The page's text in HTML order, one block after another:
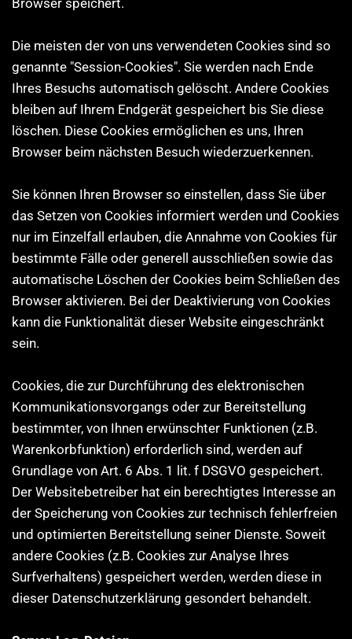
Browser speichert.
Die meisten der von uns verwendeten Cookies sind so
genannte "Session-Cookies". Sie werden nach Ende
Ihres Besuchs automatisch gelöscht. Andere Cookies
bleiben auf Ihrem Endgerät gespeichert bis Sie diese
löschen. Diese Cookies ermöglichen es uns, Ihren
Browser beim nächsten Besuch wiederzuerkennen.
Sie können Ihren Browser so einstellen, dass Sie über
das Setzen von Cookies informiert werden und Cookies
nur im Einzelfall erlauben, die Annahme von Cookies für
bestimmte Fälle oder generell ausschließen sowie das
automatische Löschen der Cookies beim Schließen des
Browser aktivieren. Bei der Deaktivierung von Cookies
kann die Funktionalität dieser Website eingeschränkt
sein.
Cookies, die zur Durchführung des elektronischen
Kommunikationsvorgangs oder zur Bereitstellung
bestimmter, von Ihnen erwünschter Funktionen (z.B.
Warenkorbfunktion) erforderlich sind, werden auf
Grundlage von Art. 6 Abs. 1 lit. f DSGVO gespeichert.
Der Websitebetreiber hat ein berechtigtes Interesse an
der Speicherung von Cookies zur technisch fehlerfreien
und optimierten Bereitstellung seiner Dienste. Soweit
andere Cookies (z.B. Cookies zur Analyse Ihres
Surfverhaltens) gespeichert werden, werden diese in
dieser Datenschutzerklärung gesondert behandelt.